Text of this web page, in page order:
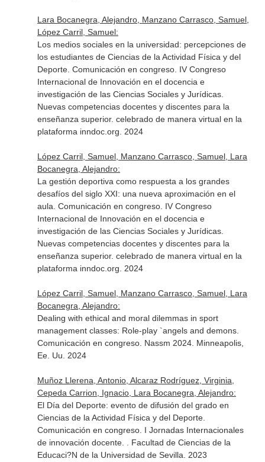
Lara Bocanegra, Alejandro, Manzano Carrasco, Samuel,
López Carril, Samuel:
Los medios sociales en la universidad: percepciones de
los estudiantes de Ciencias de la Actividad Física y del
Deporte. Comunicación en congreso. IV Congreso
Internacional de Innovación en el docencia e
investigación de las Ciencias Sociales y Jurídicas.
Nuevas competencias docentes y discentes para la
enseñanza superior. celebrado de manera virtual en la
plataforma inndoc.org. 2024
López Carril, Samuel, Manzano Carrasco, Samuel, Lara
Bocanegra, Alejandro:
La gestión deportiva como respuesta a los grandes
desafíos del siglo XXI: una nueva aproximación en el
aula. Comunicación en congreso. IV Congreso
Internacional de Innovación en el docencia e
investigación de las Ciencias Sociales y Jurídicas.
Nuevas competencias docentes y discentes para la
enseñanza superior. celebrado de manera virtual en la
plataforma inndoc.org. 2024
López Carril, Samuel, Manzano Carrasco, Samuel, Lara
Bocanegra, Alejandro:
Dealing with ethical and moral dilemmas in sport
management classes: Role-play `angels and demons.
Comunicación en congreso. Nassm 2024. Minneapolis,
Ee. Uu. 2024
Muñoz Llerena, Antonio, Alcaraz Rodríguez, Virginia,
Cepeda Carrion, Ignacio, Lara Bocanegra, Alejandro:
El Día del Deporte: evento de difusión del grado en
Ciencias de la Actividad Física y del Deporte.
Comunicación en congreso. I Jornadas Internacionales
de innovación docente. . Facultad de Ciencias de la
Educaci?N de la Universidad de Sevilla. 2023